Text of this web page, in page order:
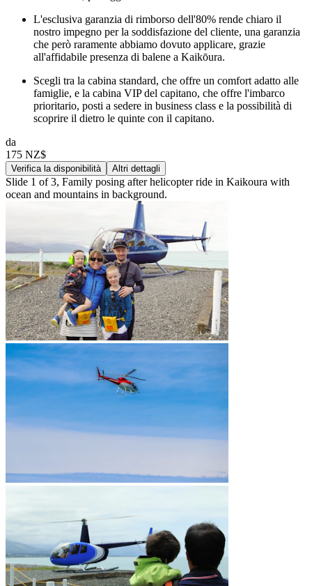
L'esclusiva garanzia di rimborso dell'80% rende chiaro il
nostro impegno per la soddisfazione del cliente, una garanzia
che però raramente abbiamo dovuto applicare, grazie
all'affidabile presenza di balene a Kaikōura.
Scegli tra la cabina standard, che offre un comfort adatto alle
famiglie, e la cabina VIP del capitano, che offre l'imbarco
prioritario, posti a sedere in business class e la possibilità di
scoprire il dietro le quinte con il capitano.
da
175 NZ$
Verifica la disponibilità Altri dettagli
Slide 1 of 3, Family posing after helicopter ride in Kaikoura with
ocean and mountains in background.